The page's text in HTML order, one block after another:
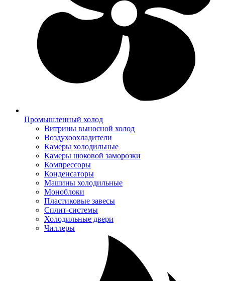
Промышленный холод
Витрины выносной холод
Воздухоохладители
Камеры холодильные
Камеры шоковой заморозки
Компрессоры
Конденсаторы
Машины холодильные
Моноблоки
Пластиковые завесы
Сплит-системы
Холодильные двери
Чиллеры